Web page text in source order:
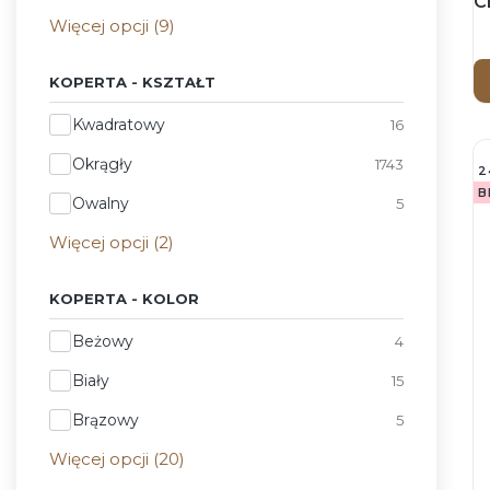
Więcej opcji (9)
KOPERTA - KSZTAŁT
Koperta - Kształt
Kwadratowy 16
Okrągły 1743
Owalny 5
Więcej opcji (2)
KOPERTA - KOLOR
Koperta - Kolor
Beżowy 4
Biały 15
Brązowy 5
Więcej opcji (20)